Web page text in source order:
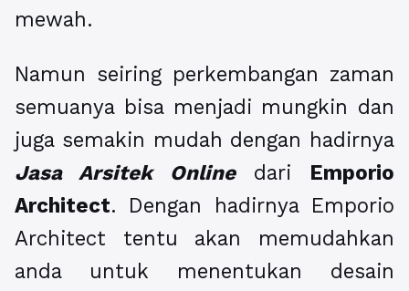
mewah.
Namun seiring perkembangan zaman
semuanya bisa menjadi mungkin dan
juga semakin mudah dengan hadirnya
Jasa Arsitek Onlinedari Emporio
Architect. Dengan hadirnya Emporio
Architect tentu akan memudahkan
anda untuk menentukan desain